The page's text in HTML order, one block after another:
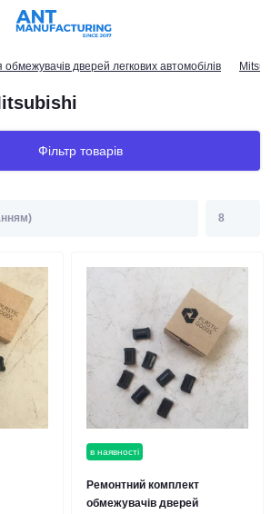
дверей легкових автомобілів
Фільтр товарів
в наявності
Ремонтний комплект
обмежувачів дверей